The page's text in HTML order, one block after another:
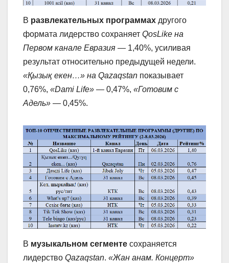
В развлекательных программах другого
формата лидерство сохраняет QosLike на
Первом канале Евразия — 1,40%, усиливая
результат относительно предыдущей недели.
«Қызық екен…» на Qazaqstan показывает
0,76%, «Dami Life» — 0,47%, «Готовим с
Адель» — 0,45%.
В музыкальном сегменте сохраняется
лидерство Qazaqstan. «Жан анам. Концерт»